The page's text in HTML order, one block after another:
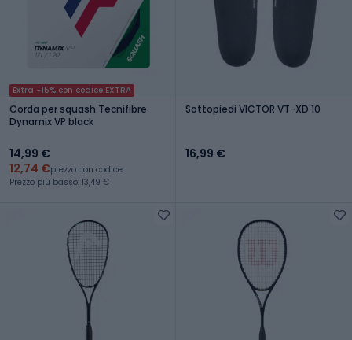
Extra -15% con codice EXTRA
Corda per squash Tecnifibre
Dynamix VP black
14,99 €
12,74 €prezzo con codice
Prezzo più basso: 13,49 €
Sottopiedi VICTOR VT-XD 10
16,99 €